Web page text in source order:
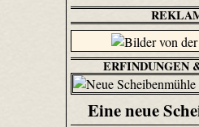
ERFINDUNGEN
Eine neue